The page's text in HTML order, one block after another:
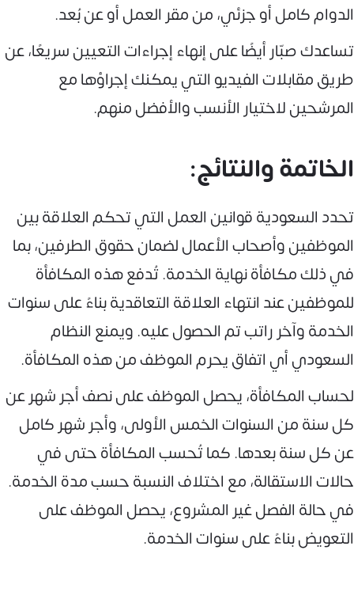
الدوام كامل أو جزئي، من مقر العمل أو عن بُعد.
تساعدك صبّار أيضًا على إنهاء إجراءات التعيين سريعًا، عن
طريق مقابلات الفيديو التي يمكنك إجراؤها مع
المرشحين لاختيار الأنسب والأفضل منهم.
الخاتمة والنتائج:
تحدد السعودية قوانين العمل التي تحكم العلاقة بين
الموظفين وأصحاب الأعمال لضمان حقوق الطرفين، بما
في ذلك مكافأة نهاية الخدمة. تُدفع هذه المكافأة
للموظفين عند انتهاء العلاقة التعاقدية بناءً على سنوات
الخدمة وآخر راتب تم الحصول عليه. ويمنع النظام
السعودي أي اتفاق يحرم الموظف من هذه المكافأة.
لحساب المكافأة، يحصل الموظف على نصف أجر شهر عن
كل سنة من السنوات الخمس الأولى، وأجر شهر كامل
عن كل سنة بعدها. كما تُحسب المكافأة حتى في
حالات الاستقالة، مع اختلاف النسبة حسب مدة الخدمة.
في حالة الفصل غير المشروع، يحصل الموظف على
التعويض بناءً على سنوات الخدمة.